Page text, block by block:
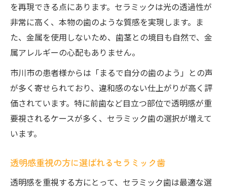
を再現できる点にあります。セラミックは光の透過性が
非常に高く、本物の歯のような質感を実現します。ま
た、金属を使用しないため、歯茎との境目も自然で、金
属アレルギーの心配もありません。
市川市の患者様からは「まるで自分の歯のよう」との声
が多く寄せられており、違和感のない仕上がりが高く評
価されています。特に前歯など目立つ部位で透明感が重
要視されるケースが多く、セラミック歯の選択が増えて
います。
透明感重視の方に選ばれるセラミック歯
透明感を重視する方にとって、セラミック歯は最適な選